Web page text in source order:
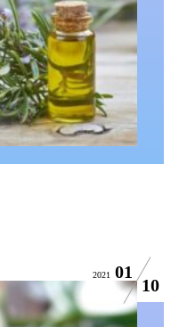
2021 01
10